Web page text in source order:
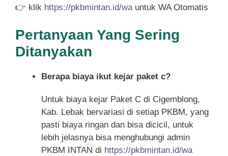
👉 klik https://pkbmintan.id/wa untuk WA Otomatis
Pertanyaan Yang Sering
Ditanyakan
Berapa biaya ikut kejar paket c?
Untuk biaya kejar Paket C di Cigemblong,
Kab. Lebak bervariasi di setiap PKBM, yang
pasti biaya ringan dan bisa dicicil, untuk
lebih jelasnya bisa menghubungi admin
PKBM INTAN di https://pkbmintan.id/wa